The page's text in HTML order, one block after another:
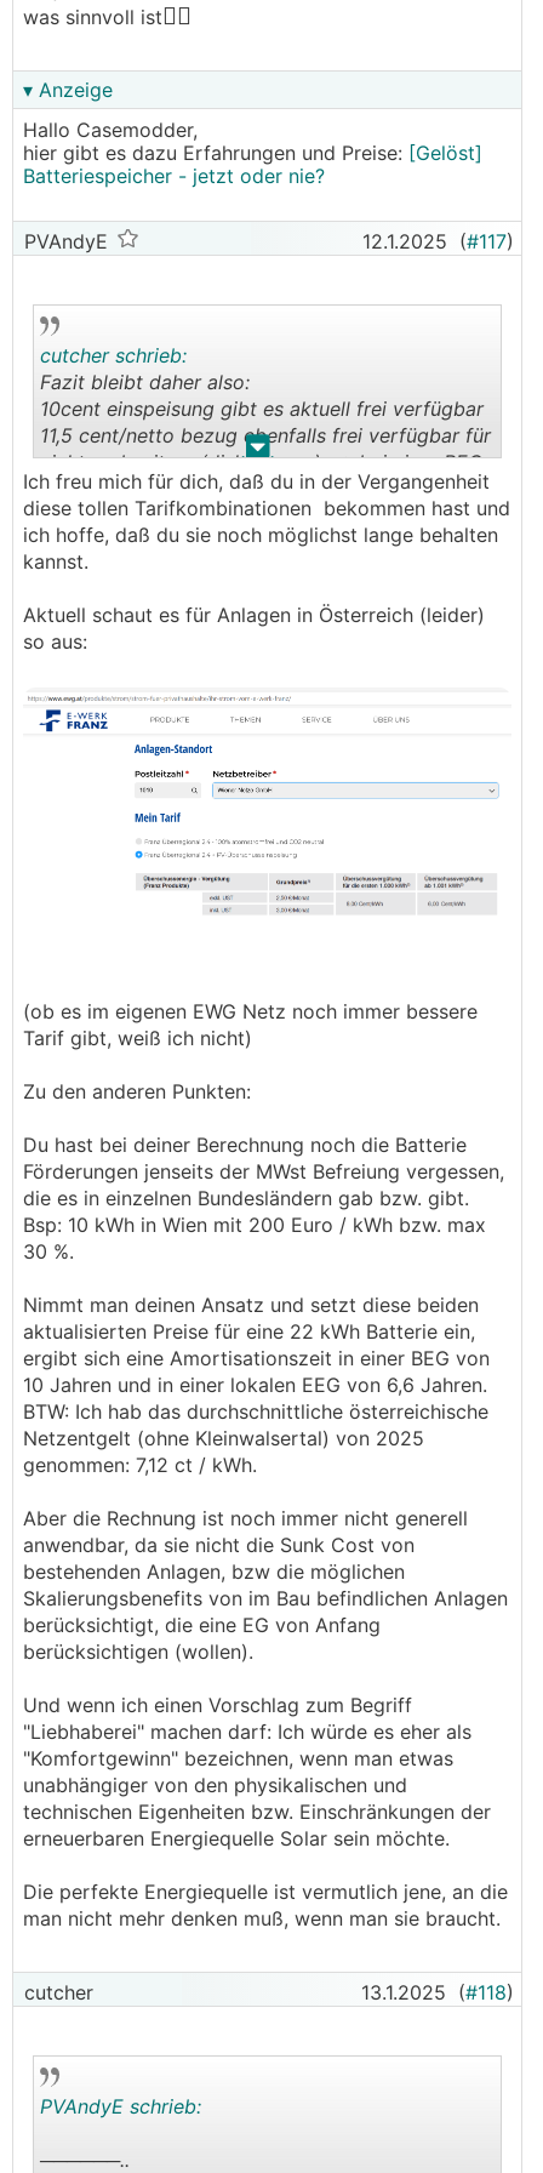
was sinnvoll ist🤷‍♀️
▾ Anzeige
Hallo Casemodder,
hier gibt es dazu Erfahrungen und Preise: [Gelöst]
Batteriespeicher - jetzt oder nie?
PVAndyE 12.1.2025 (#117)
. .
cutcher schrieb:
Fazit bleibt daher also:
10cent einspeisung gibt es aktuell frei verfügbar
11,5 cent/netto bezug ebenfalls frei verfügbar für
nicht pv besitzer (disk energy) --> bei einer BEG
spare ich mir genau heiße 3,8cent/kwh brutto
wenn man eine BEG gründet (und da gehören
systemverluste vom speicher noch abgezogen...)
Ich freu mich für dich, daß du in der Vergangenheit
diese tollen Tarifkombinationen bekommen hast und
ich hoffe, daß du sie noch möglichst lange behalten
kannst.
Aktuell schaut es für Anlagen in Österreich (leider)
so aus:
(ob es im eigenen EWG Netz noch immer bessere
Tarif gibt, weiß ich nicht)
Zu den anderen Punkten:
Du hast bei deiner Berechnung noch die Batterie
Förderungen jenseits der MWst Befreiung vergessen,
die es in einzelnen Bundesländern gab bzw. gibt.
Bsp: 10 kWh in Wien mit 200 Euro / kWh bzw. max
30 %.
Nimmt man deinen Ansatz und setzt diese beiden
aktualisierten Preise für eine 22 kWh Batterie ein,
ergibt sich eine Amortisationszeit in einer BEG von
10 Jahren und in einer lokalen EEG von 6,6 Jahren.
BTW: Ich hab das durchschnittliche österreichische
Netzentgelt (ohne Kleinwalsertal) von 2025
genommen: 7,12 ct / kWh.
Aber die Rechnung ist noch immer nicht generell
anwendbar, da sie nicht die Sunk Cost von
bestehenden Anlagen, bzw die möglichen
Skalierungsbenefits von im Bau befindlichen Anlagen
berücksichtigt, die eine EG von Anfang
berücksichtigen (wollen).
Und wenn ich einen Vorschlag zum Begriff
"Liebhaberei" machen darf: Ich würde es eher als
"Komfortgewinn" bezeichnen, wenn man etwas
unabhängiger von den physikalischen und
technischen Eigenheiten bzw. Einschränkungen der
erneuerbaren Energiequelle Solar sein möchte.
Die perfekte Energiequelle ist vermutlich jene, an die
man nicht mehr denken muß, wenn man sie braucht.
cutcher 13.1.2025 (#118)
PVAndyE schrieb:
──────..